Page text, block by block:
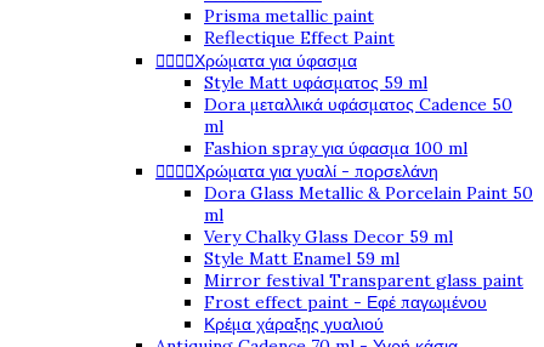
Prisma metallic paint
Reflectique Effect Paint
Χρώματα για ύφασμα
Style Matt υφάσματος 59 ml
Dora μεταλλικά υφάσματος Cadence 50
ml
Fashion spray για ύφασμα 100 ml
Χρώματα για γυαλί - πορσελάνη
Dora Glass Metallic & Porcelain Paint 50
ml
Very Chalky Glass Decor 59 ml
Style Matt Enamel 59 ml
Mirror festival Transparent glass paint
Frost effect paint - Εφέ παγωμένου
Κρέμα χάραξης γυαλιού